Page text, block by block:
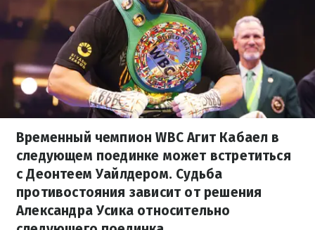
Временный чемпион WBC Агит Кабаел в
следующем поединке может встретиться
с Деонтеем Уайлдером. Судьба
противостояния зависит от решения
Александра Усика относительно